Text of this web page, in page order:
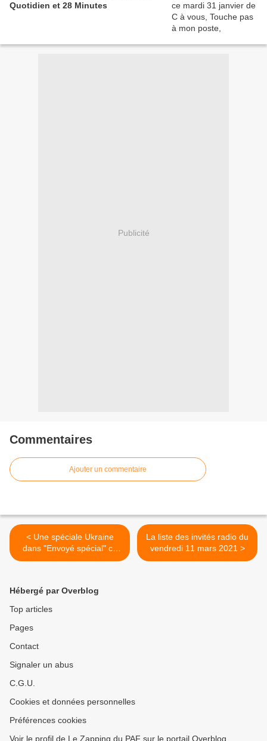
Quotidien et 28 Minutes
Publicité
Commentaires
Ajouter un commentaire
< Une spéciale Ukraine
dans "Envoyé spécial" ce
soir en direct sur France 2
La liste des invités radio du
vendredi 11 mars 2021 >
Hébergé par Overblog
Top articles
Pages
Contact
Signaler un abus
C.G.U.
Cookies et données personnelles
Préférences cookies
Voir le profil de Le Zapping du PAF sur le portail Overblog